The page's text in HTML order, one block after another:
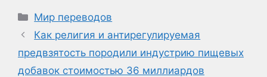
Рубрики
Мир переводов
Как религия и антирегулируемая
предвзятость породили индустрию пищевых
добавок стоимостью 36 миллиардов